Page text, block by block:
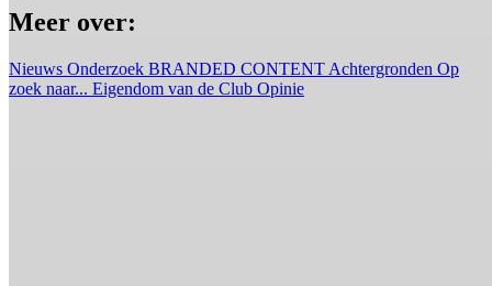
Meer over:
Nieuws Onderzoek BRANDED CONTENT Achtergronden Op
zoek naar... Eigendom van de Club Opinie